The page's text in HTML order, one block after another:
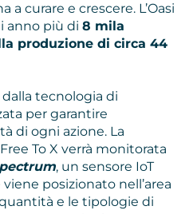
a curare e crescere. L’Oasi
anno più di 8 mila
produzione di circa 44
tecnologia di
per garantire
di ogni azione. La
To X verrà monitorata
, un sensore IoT
posizionato nell’area
e le tipologie di